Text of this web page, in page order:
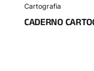
Cartografia
CADERNO